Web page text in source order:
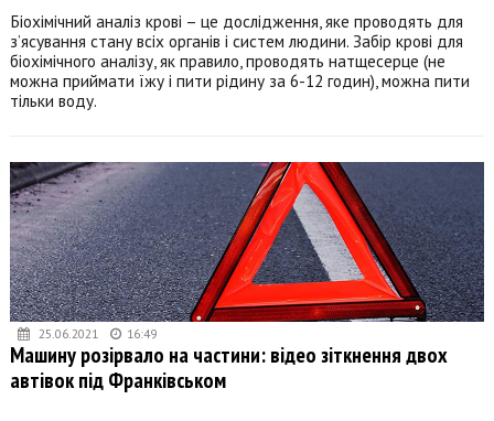
Біохімічний аналіз крові – це дослідження, яке проводять для
з’ясування стану всіх органів і систем людини. Забір крові для
біохімічного аналізу, як правило, проводять натщесерце (не
можна приймати їжу і пити рідину за 6-12 годин), можна пити
тільки воду.
25.06.2021 16:49
Машину розірвало на частини: відео зіткнення двох
автівок під Франківськом